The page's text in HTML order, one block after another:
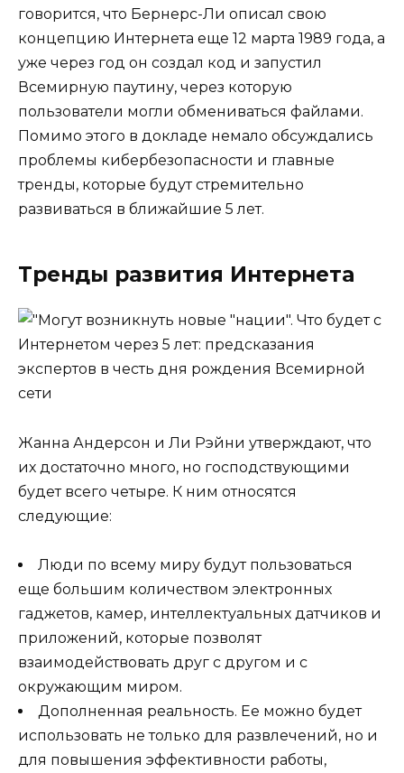
говорится, что Бернерс-Ли описал свою
концепцию Интернета еще 12 марта 1989 года, а
уже через год он создал код и запустил
Всемирную паутину, через которую
пользователи могли обмениваться файлами.
Помимо этого в докладе немало обсуждались
проблемы кибербезопасности и главные
тренды, которые будут стремительно
развиваться в ближайшие 5 лет.
Тренды развития Интернета
Жанна Андерсон и Ли Рэйни утверждают, что
их достаточно много, но господствующими
будет всего четыре. К ним относятся
следующие:
Люди по всему миру будут пользоваться
еще большим количеством электронных
гаджетов, камер, интеллектуальных датчиков и
приложений, которые позволят
взаимодействовать друг с другом и с
окружающим миром.
Дополненная реальность. Ее можно будет
использовать не только для развлечений, но и
для повышения эффективности работы,